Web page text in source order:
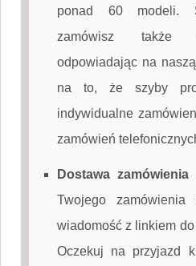
ponad 60 modeli.
zamówisz także
odpowiadając na
na to, że szyby
indywidualne
zamówień
Dostawa zamówienia
Twojego
wiadomość z linkiem
Oczekuj na przyjazd